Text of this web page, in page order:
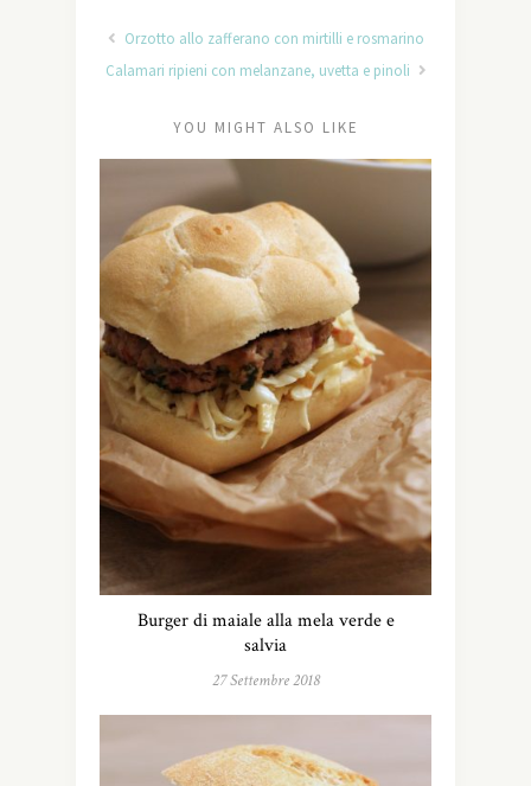
Orzotto allo zafferano con mirtilli e rosmarino
Calamari ripieni con melanzane, uvetta e pinoli
YOU MIGHT ALSO LIKE
Burger di maiale alla mela verde e
salvia
27 Settembre 2018